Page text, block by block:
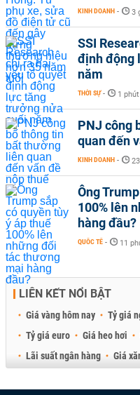
KINH DOANH - 3
SSI
định động
năm
THỜI SỰ - 1
PNJ công
quan đến
KINH DOANH -
Ông
100% lên
hàng đầu?
QUỐC TẾ - 11
LIÊN KẾT NỔI BẬT
Giá vàng hôm nay Tỷ giá
Tỷ giá euro
Giá heo hơi
Lãi suất ngân hàng
Giá